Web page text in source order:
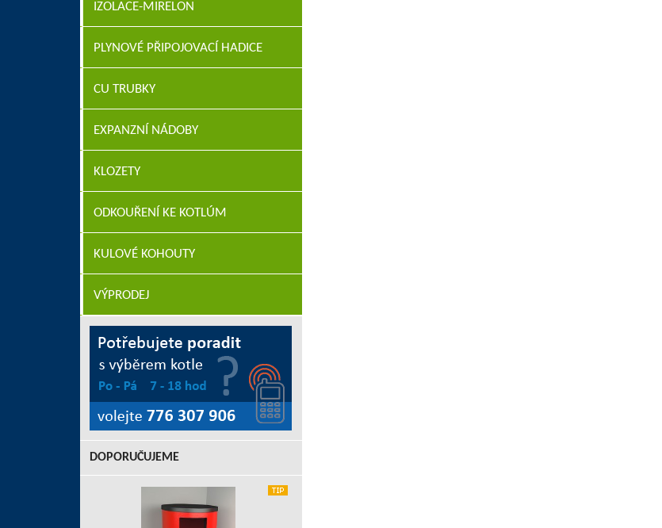
IZOLACE-MIRELON
PLYNOVÉ PŘIPOJOVACÍ HADICE
CU TRUBKY
EXPANZNÍ NÁDOBY
KLOZETY
ODKOUŘENÍ KE KOTLÚM
KULOVÉ KOHOUTY
VÝPRODEJ
DOPORUČUJEME